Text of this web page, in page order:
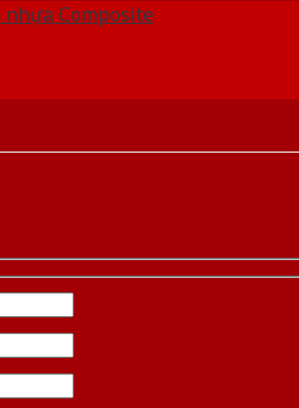
nhựa Composite